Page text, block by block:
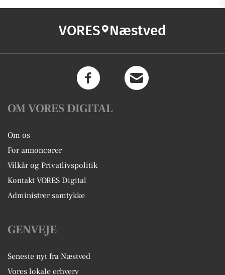
VORES Næstved
OM VORES DIGITAL
Om os
For annoncører
Vilkår og Privatlivspolitik
Kontakt VORES Digital
Administrer samtykke
GENVEJE
Seneste nyt fra Næstved
Vores lokale erhverv